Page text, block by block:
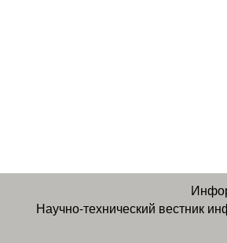
Научно-технический вестник